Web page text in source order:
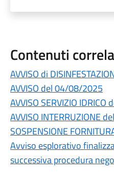
Contenuti
AVVISO di
AVVISO del 04/08/2025
AVVISO SERVIZIO
AVVISO INTERRUZIONE
SOSPENSIONE
Avviso esplorativo
successiva procedura